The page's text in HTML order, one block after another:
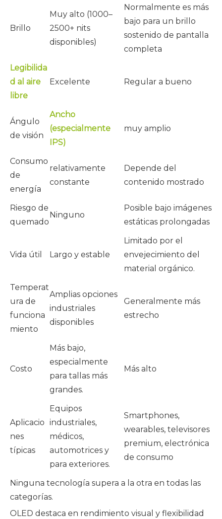
Brillo
Muy alto (1000–
2500+ nits
disponibles)
Normalmente es más
bajo para un brillo
sostenido de pantalla
completa
Legibilida
d al aire
libre
Excelente Regular a bueno
Ángulo
de visión
Ancho
(especialmente
IPS)
muy amplio
Consumo
de
energía
relativamente
constante
Depende del
contenido mostrado
Riesgo de
quemado
Ninguno
Posible bajo imágenes
estáticas prolongadas
Vida útil Largo y estable
Limitado por el
envejecimiento del
material orgánico.
Temperat
ura de
funciona
miento
Amplias opciones
industriales
disponibles
Generalmente más
estrecho
Costo
Más bajo,
especialmente
para tallas más
grandes.
Más alto
Aplicacio
nes
típicas
Equipos
industriales,
médicos,
automotrices y
para exteriores.
Smartphones,
wearables, televisores
premium, electrónica
de consumo
Ninguna tecnología supera a la otra en todas las
categorías.
OLED destaca en rendimiento visual y flexibilidad